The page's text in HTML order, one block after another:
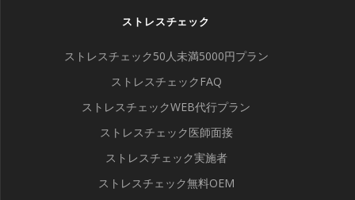
ストレスチェック
ストレスチェック50人未満5000円プラン
ストレスチェックFAQ
ストレスチェックWEB代行プラン
ストレスチェック医師面接
ストレスチェック実施者
ストレスチェック無料OEM